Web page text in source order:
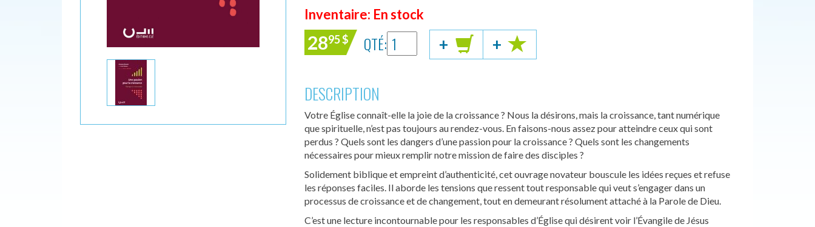
Inventaire: En stock
2895$ QTÉ: + +
DESCRIPTION
Votre Église connaît-elle la joie de la croissance ? Nous la désirons, mais la croissance, tant numérique
que spirituelle, n’est pas toujours au rendez-vous. En faisons-nous assez pour atteindre ceux qui sont
perdus ? Quels sont les dangers d’une passion pour la croissance ? Quels sont les changements
nécessaires pour mieux remplir notre mission de faire des disciples ?
Solidement biblique et empreint d’authenticité, cet ouvrage novateur bouscule les idées reçues et refuse
les réponses faciles. Il aborde les tensions que ressent tout responsable qui veut s’engager dans un
processus de croissance et de changement, tout en demeurant résolument attaché à la Parole de Dieu.
C’est une lecture incontournable pour les responsables d’Église qui désirent voir l’Évangile de Jésus